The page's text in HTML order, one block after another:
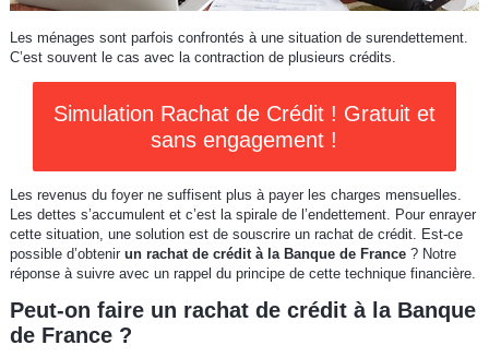
Les ménages sont parfois confrontés à une situation de surendettement.
C’est souvent le cas avec la contraction de plusieurs crédits.
Simulation Rachat de Crédit ! Gratuit et
sans engagement !
Les revenus du foyer ne suffisent plus à payer les charges mensuelles.
Les dettes s’accumulent et c’est la spirale de l’endettement. Pour enrayer
cette situation, une solution est de souscrire un rachat de crédit. Est-ce
possible d’obtenir un rachat de crédit à la Banque de France ? Notre
réponse à suivre avec un rappel du principe de cette technique financière.
Peut-on faire un rachat de crédit à la Banque
de France ?